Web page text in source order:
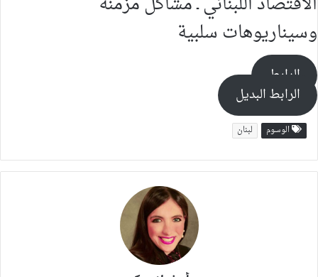
وسيناريوهات سلبية
الرابط
الرابط البديل
الوسوم لبنان